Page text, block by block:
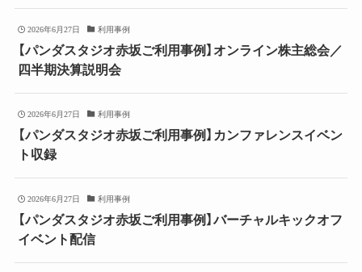
2026年6月27日 利用事例
【パンダスタジオ赤坂ご利用事例】オンライン株主総会／
四半期決算説明会
2026年6月27日 利用事例
【パンダスタジオ赤坂ご利用事例】カンファレンスイベン
ト収録
2026年6月27日 利用事例
【パンダスタジオ赤坂ご利用事例】バーチャルキックオフ
イベント配信